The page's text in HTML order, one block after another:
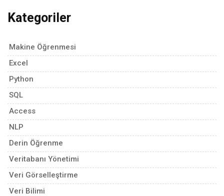
Kategoriler
Makine Öğrenmesi
Excel
Python
SQL
Access
NLP
Derin Öğrenme
Veritabanı Yönetimi
Veri Görselleştirme
Veri Bilimi